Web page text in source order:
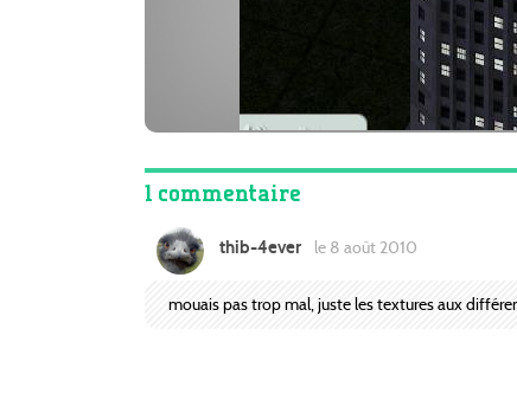
1 commentaire
thib-4ever le 8 août 2010
mouais pas trop mal, juste les textures aux